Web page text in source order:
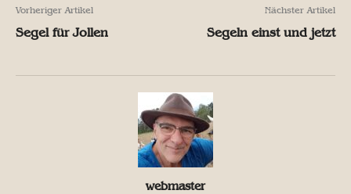
Vorheriger Artikel
Segel für Jollen
Nächster Artikel
Segeln einst und jetzt
webmaster